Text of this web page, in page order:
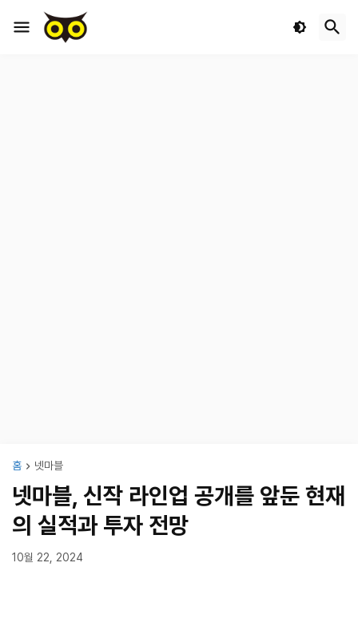
홈 넷마블
넷마블, 신작 라인업 공개를 앞둔 현재
의 실적과 투자 전망
10월 22, 2024